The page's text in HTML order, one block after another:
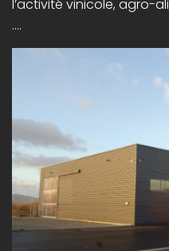
l’activité vinicole, agro-
….